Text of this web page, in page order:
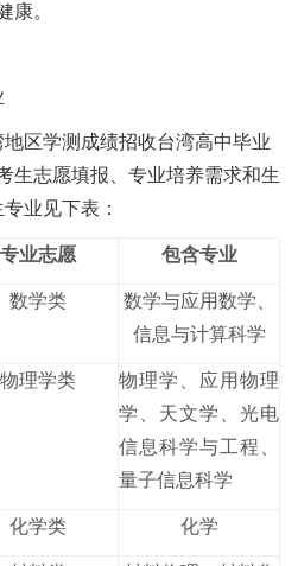
康。
区学测成绩招收台湾高中毕业
生志愿填报、专业培养需求和生
业见下表：
专业志愿 包含专业
数学类
数学与应用数学、
信息与计算科学
物理学类
物理学、应用物理
学、天文学、光电
信息科学与工程、
量子信息科学
化学类 化学